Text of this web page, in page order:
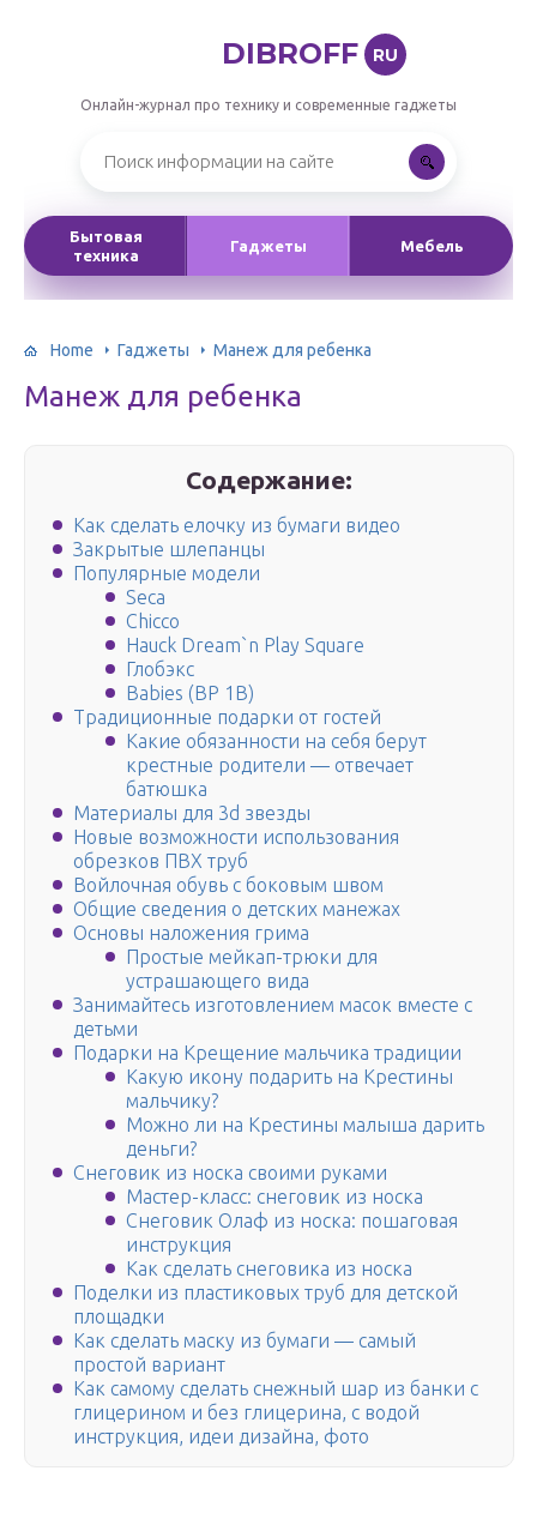
DIBROFF RU
Онлайн-журнал про технику и современные гаджеты
Бытовая
техника
Гаджеты Мебель
Home Гаджеты Манеж для ребенка
Манеж для ребенка
Содержание:
Как сделать елочку из бумаги видео
Закрытые шлепанцы
Популярные модели
Seca
Chicco
Hauck Dream`n Play Square
Глобэкс
Babies (BP 1B)
Традиционные подарки от гостей
Какие обязанности на себя берут
крестные родители — отвечает
батюшка
Материалы для 3d звезды
Новые возможности использования
обрезков ПВХ труб
Войлочная обувь с боковым швом
Общие сведения о детских манежах
Основы наложения грима
Простые мейкап-трюки для
устрашающего вида
Занимайтесь изготовлением масок вместе с
детьми
Подарки на Крещение мальчика традиции
Какую икону подарить на Крестины
мальчику?
Можно ли на Крестины малыша дарить
деньги?
Снеговик из носка своими руками
Мастер-класс: снеговик из носка
Снеговик Олаф из носка: пошаговая
инструкция
Как сделать снеговика из носка
Поделки из пластиковых труб для детской
площадки
Как сделать маску из бумаги — самый
простой вариант
Как самому сделать снежный шар из банки с
глицерином и без глицерина, с водой
инструкция, идеи дизайна, фото